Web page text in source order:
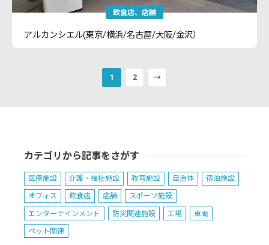
飲食店 店舗
アルカンシエル(東京/横浜/名古屋/大阪/金沢）
1 2 →
カテゴリから記事をさがす
医療施設 介護・福祉施設 教育施設 自治体 宿泊施設
オフィス 飲食店 店舗 スポーツ施設
エンターテインメント 防災関連施設 工場 車両
ペット関連